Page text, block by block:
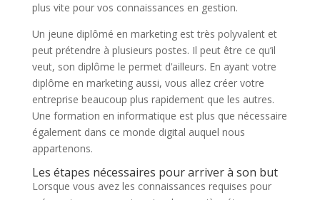
plus vite pour vos connaissances en gestion.
Un jeune diplômé en marketing est très polyvalent et
peut prétendre à plusieurs postes. Il peut être ce qu’il
veut, son diplôme le permet d’ailleurs. En ayant votre
diplôme en marketing aussi, vous allez créer votre
entreprise beaucoup plus rapidement que les autres.
Une formation en informatique est plus que nécessaire
également dans ce monde digital auquel nous
appartenons.
Les étapes nécessaires pour arriver à son but
Lorsque vous avez les connaissances requises pour